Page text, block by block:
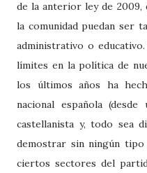
de la anterior ley de
la comunidad puedan ser
administrativo o
límites en la política de
los últimos años ha
nacional española
castellanista y, todo sea
demostrar sin ningún
ciertos sectores del